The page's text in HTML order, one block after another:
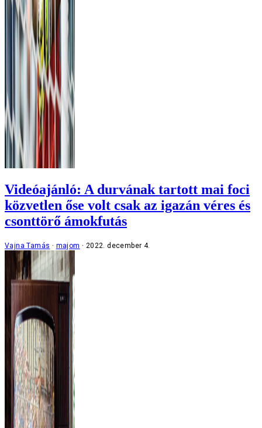
Videóajánló: A durvának tartott mai foci
közvetlen őse volt csak az igazán véres és
csonttörő ámokfutás
Vajna Tamás majom 2022. december 4.